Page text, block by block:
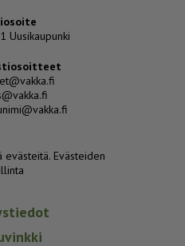
Uusikaupunki
evästeitä. Evästeiden